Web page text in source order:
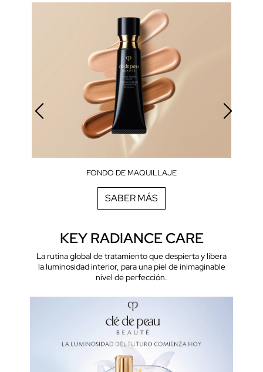
FONDO DE MAQUILLAJE
SABER MÁS
KEY RADIANCE CARE
La rutina global de tratamiento que despierta y libera
la luminosidad interior, para una piel de inimaginable
nivel de perfección.